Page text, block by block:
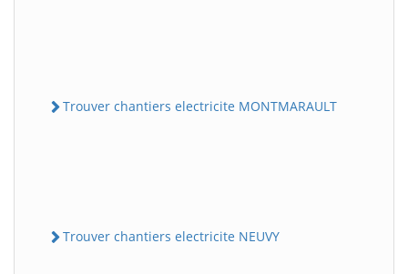
Trouver chantiers electricite MONTMARAULT
Trouver chantiers electricite NEUVY